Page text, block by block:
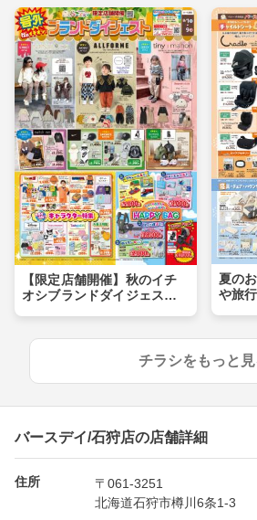
【限定店舗開催】秋のイチ
オシブランドダイジェス
夏の
や旅
チラシをもっと
バースデイ/石狩店の店舗詳細
住所
〒061-3251
北海道石狩市樽川6条1-3